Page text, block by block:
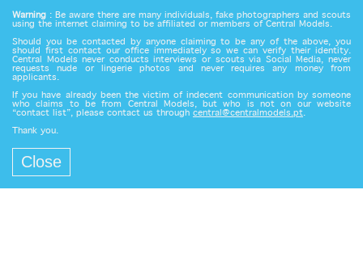
Warning : Be aware there are many individuals, fake photographers and scouts
using the internet claiming to be affiliated or members of Central Models.
Should you be contacted by anyone claiming to be any of the above, you
should first contact our office immediately so we can verify their identity.
Central Models never conducts interviews or scouts via Social Media, never
requests nude or lingerie photos and never requires any money from
applicants.
If you have already been the victim of indecent communication by someone
who claims to be from Central Models, but who is not on our website
“contact list”, please contact us through central@centralmodels.pt.
Thank you.
Close